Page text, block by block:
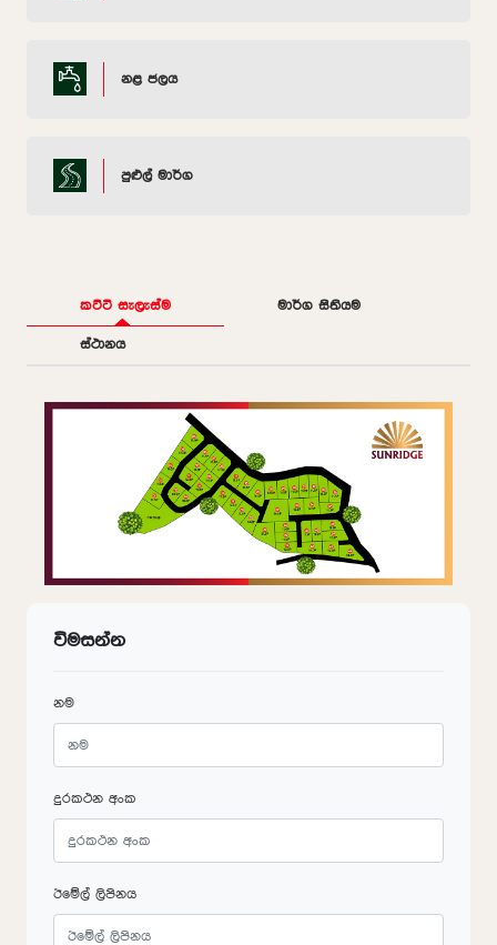
නළ ජලය
පුළුල් මාර්ග
කට්ටි සැලැස්ම මාර්ග සිතියම
ස්ථානය
විමසන්න
නම
දුරකථන අංක
ඊමේල් ලිපිනය